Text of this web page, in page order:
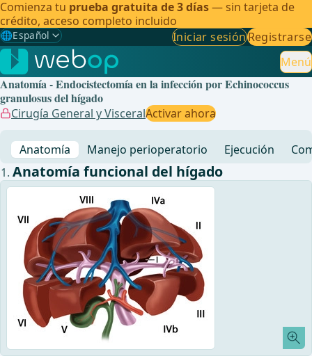
Comienza tu prueba gratuita de 3 días— sin tarjeta de
crédito, acceso completo incluido
🌐Español
Gewählte Sprache: Español
🇩🇪 Alemán
🇬🇧Inglés
🇪🇸Español ✓
🇧🇷Brasileño
Iniciar sesiónRegistrarse
Menú
Anatomía - Endocistectomía en la infección por Echinococcus
granulosus del hígado
Cirugía General y VisceralActivar ahora
Anatomía Manejo perioperatorio Ejecución
Anatomía funcional del hígado